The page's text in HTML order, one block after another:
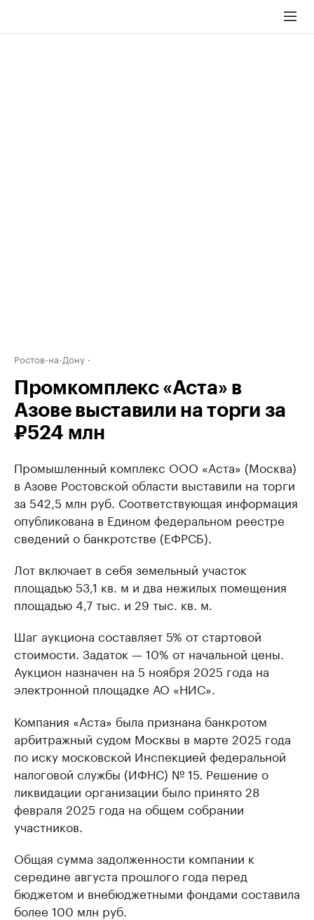
Ростов-на-Дону
Промкомплекс «Аста» в
Азове выставили на торги за
₽524 млн
Промышленный комплекс ООО «Аста» (Москва)
в Азове Ростовской области выставили на торги
за 542,5 млн руб. Соответствующая информация
опубликована в Едином федеральном реестре
сведений о банкротстве (ЕФРСБ).
Лот включает в себя земельный участок
площадью 53,1 кв. м и два нежилых помещения
площадью 4,7 тыс. и 29 тыс. кв. м.
Шаг аукциона составляет 5% от стартовой
стоимости. Задаток — 10% от начальной цены.
Аукцион назначен на 5 ноября 2025 года на
электронной площадке АО «НИС».
Компания «Аста» была признана банкротом
арбитражный судом Москвы в марте 2025 года
по иску московской Инспекцией федеральной
налоговой службы (ИФНС) № 15. Решение о
ликвидации организации было принято 28
февраля 2025 года на общем собрании
участников.
Общая сумма задолженности компании к
середине августа прошлого года перед
бюджетом и внебюджетными фондами составила
более 100 млн руб.